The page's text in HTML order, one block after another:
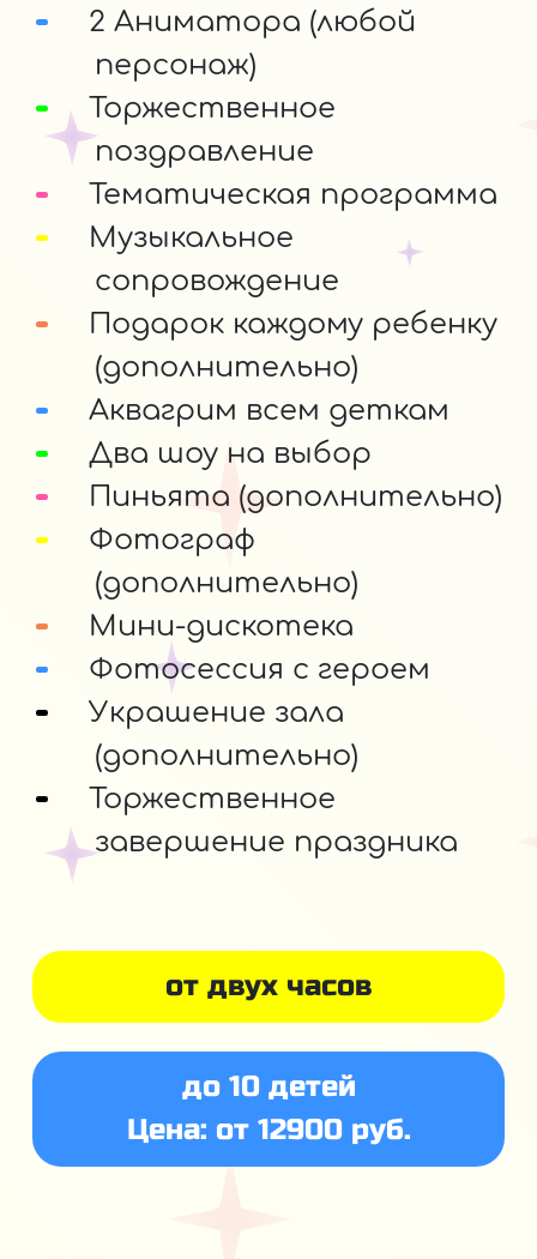
от двух часов
до 10 детей
Цена: от 12900 руб.
2 Аниматора (любой
персонаж)
Торжественное
поздравление
Тематическая программа
Музыкальное
сопровождение
Подарок каждому ребенку
(дополнительно)
Аквагрим всем деткам
Два шоу на выбор
Пиньята (дополнительно)
Фотограф
(дополнительно)
Мини-дискотека
Фотосессия с героем
Украшение зала
(дополнительно)
Торжественное
завершение праздника